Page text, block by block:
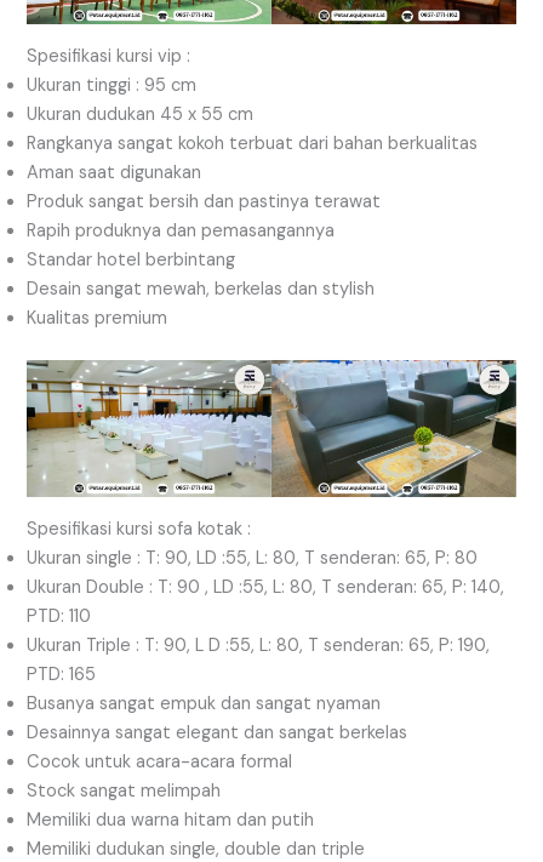
Spesifikasi kursi vip :
Ukuran tinggi : 95 cm
Ukuran dudukan 45 x 55 cm
Rangkanya sangat kokoh terbuat dari bahan berkualitas
Aman saat digunakan
Produk sangat bersih dan pastinya terawat
Rapih produknya dan pemasangannya
Standar hotel berbintang
Desain sangat mewah, berkelas dan stylish
Kualitas premium
Spesifikasi kursi sofa kotak :
Ukuran single : T: 90, LD :55, L: 80, T senderan: 65, P: 80
Ukuran Double : T: 90 , LD :55, L: 80, T senderan: 65, P: 140,
PTD: 110
Ukuran Triple : T: 90, L D :55, L: 80, T senderan: 65, P: 190,
PTD: 165
Busanya sangat empuk dan sangat nyaman
Desainnya sangat elegant dan sangat berkelas
Cocok untuk acara-acara formal
Stock sangat melimpah
Memiliki dua warna hitam dan putih
Memiliki dudukan single, double dan triple